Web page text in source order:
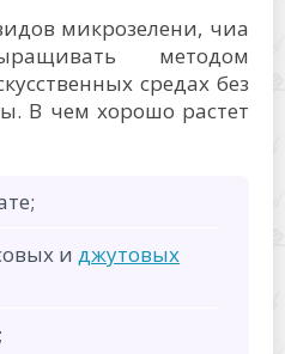
микрозелени, чиа
методом
средах без
В чем хорошо растет
и джутовых